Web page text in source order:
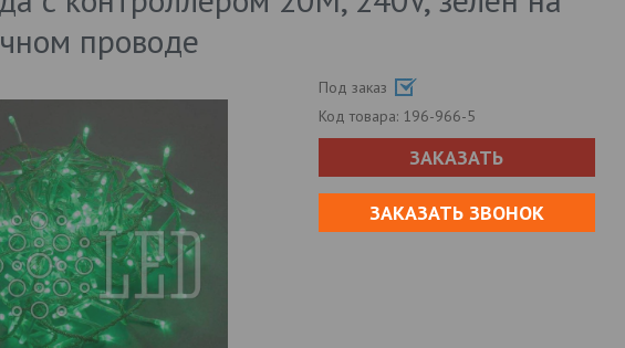
проводе
Под заказ
Код товара: 196-966-5
ЗАКАЗАТЬ
ЗАКАЗАТЬ ЗВОНОК